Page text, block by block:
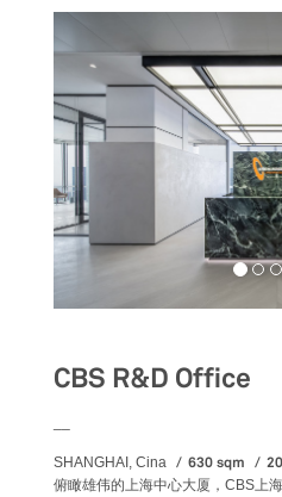
CBS R&D Office
SHANGHAI, Cina 630 sqm
俯瞰雄伟的上海中心大厦，CBS上